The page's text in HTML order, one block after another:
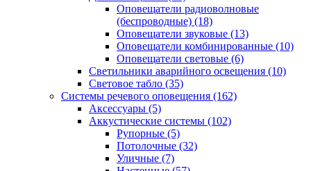
Оповещатели радиоволновые
(беспроводные) (18)
Оповещатели звуковые (13)
Оповещатели комбинированные (10)
Оповещатели световые (6)
Светильники аварийного освещения (10)
Световое табло (35)
Системы речевого оповещения (162)
Аксессуары (5)
Аккустические системы (102)
Рупорные (5)
Потолочные (32)
Уличные (7)